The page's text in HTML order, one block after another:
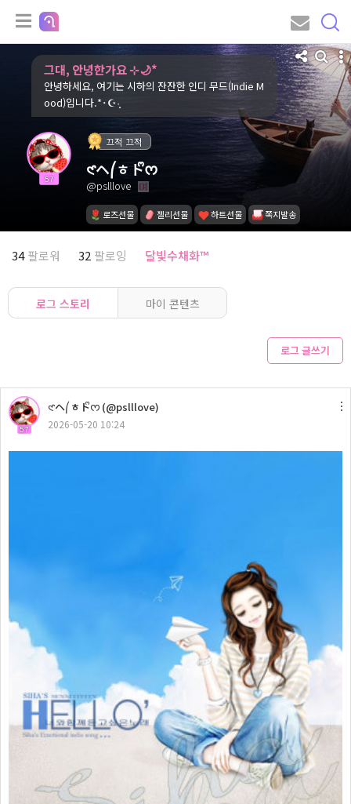
그대, 안녕한가요 ⊹🌙*
안녕하세요, 여기는 시하의 잔잔한 인디 무드(Indie M
ood)입니다.*･☪︎·̩͙
57
끄적 끄적
𑣲ヘ⎛ㅎトᩚᰔ
@pslllove
로즈선물 젤리선물 하트선물 쪽지발송
34팔로워 32 팔로잉 달빛수채화™
로그 스토리 마이 콘텐츠
로그 글쓰기
57
𑣲ヘ⎛ㅎトᩚᰔ (@pslllove)
2026-05-20 10:24